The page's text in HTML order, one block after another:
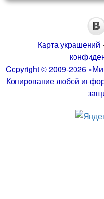
Карта украшений ·
Copyright © 2009-2026
Копирование любой